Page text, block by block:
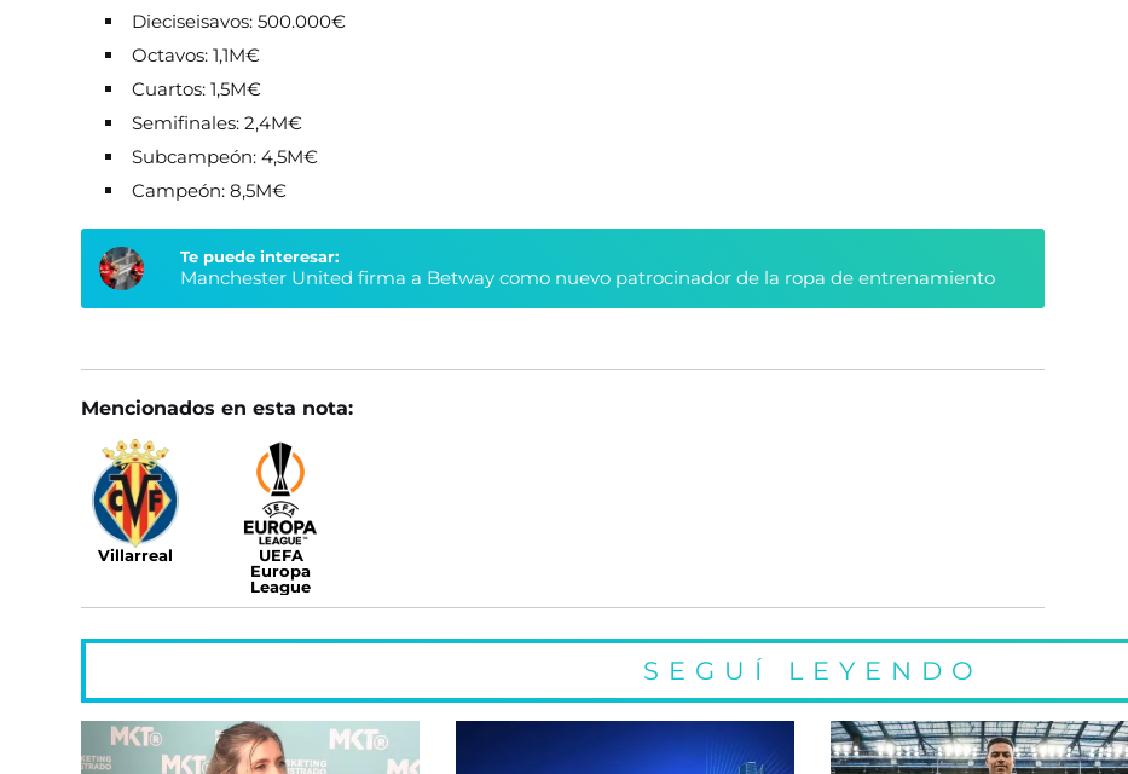
Dieciseisavos: 500.000€
Octavos: 1,1M€
Cuartos: 1,5M€
Semifinales: 2,4M€
Subcampeón: 4,5M€
Campeón: 8,5M€
Te puede interesar:
Manchester United firma a Betway como nuevo patrocinador de la ropa de entrenamiento
Mencionados en esta nota:
Villarreal
UEFA
Europa
League
SEGUÍ LEYENDO